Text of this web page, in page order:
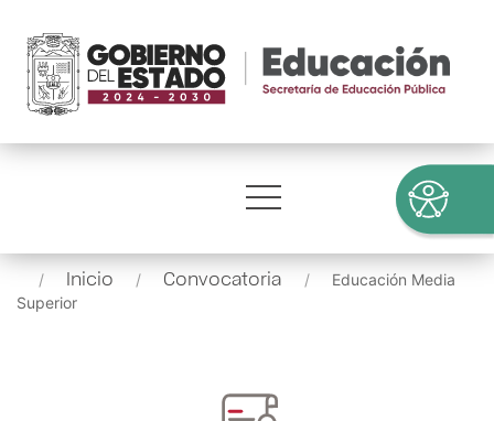
Inicio Convocatoria
Educación Media
Superior